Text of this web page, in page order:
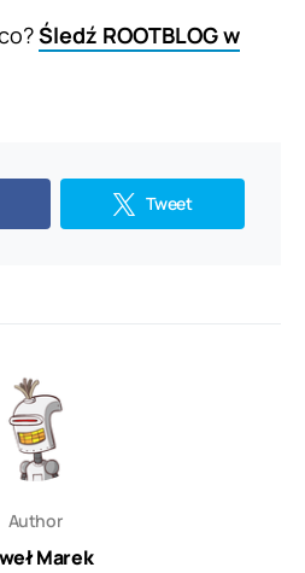
Śledź ROOTBLOG w
Tweet
Author
Marek